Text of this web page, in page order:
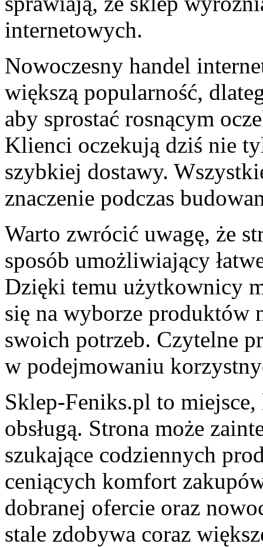
internetowych.
Nowoczesny handel
większą popularność,
aby sprostać rosnącym
Klienci oczekują dziś nie
szybkiej dostawy.
znaczenie podczas
Warto zwrócić uwagę, że
sposób umożliwiający
Dzięki temu użytkownicy
się na wyborze produktów
swoich potrzeb. Czytelne
w podejmowaniu
Sklep-Feniks.pl to
obsługą. Strona może
szukające codziennych
ceniących komfort
dobranej ofercie oraz
stale zdobywa coraz